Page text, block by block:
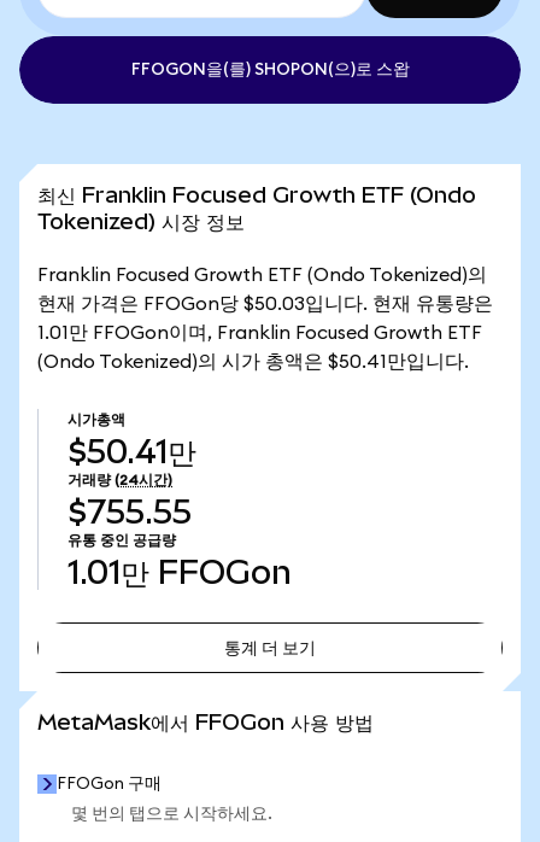
FFOGON을(를) SHOPON(으)로 스왑
최신 Franklin Focused Growth ETF (Ondo
Tokenized) 시장 정보
Franklin Focused Growth ETF (Ondo Tokenized)의
현재 가격은 FFOGon당 $50.03입니다. 현재 유통량은
1.01만 FFOGon이며, Franklin Focused Growth ETF
(Ondo Tokenized)의 시가 총액은 $50.41만입니다.
시가총액
$50.41만
거래량 (24시간)
$755.55
유통 중인 공급량
1.01만 FFOGon
통계 더 보기
MetaMask에서 FFOGon 사용 방법
FFOGon 구매
몇 번의 탭으로 시작하세요.